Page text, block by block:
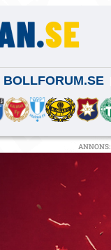
BOLLFORUM.SE
ANNONS: